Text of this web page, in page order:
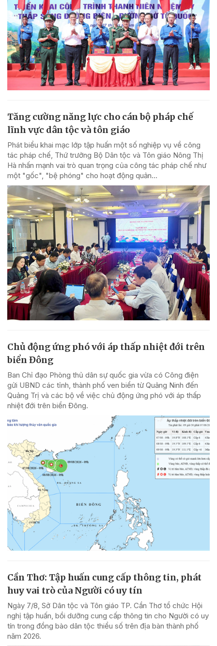
Tăng cường năng lực cho cán bộ pháp chế
lĩnh vực dân tộc và tôn giáo
Phát biểu khai mạc lớp tập huấn một số nghiệp vụ về công
tác pháp chế, Thứ trưởng Bộ Dân tộc và Tôn giáo Nông Thị
Hà nhấn mạnh vai trò quan trọng của công tác pháp chế như
một "gốc", "bệ phóng" cho hoạt động quản...
Chủ động ứng phó với áp thấp nhiệt đới trên
biển Đông
Ban Chỉ đạo Phòng thủ dân sự quốc gia vừa có Công điện
gửi UBND các tỉnh, thành phố ven biển từ Quảng Ninh đến
Quảng Trị và các bộ về việc chủ động ứng phó với áp thấp
nhiệt đới trên biển Đông.
Cần Thơ: Tập huấn cung cấp thông tin, phát
huy vai trò của Người có uy tín
Ngày 7/8, Sở Dân tộc và Tôn giáo TP. Cần Thơ tổ chức Hội
nghị tập huấn, bồi dưỡng cung cấp thông tin cho Người có uy
tín trong đồng bào dân tộc thiểu số trên địa bàn thành phố
năm 2026.